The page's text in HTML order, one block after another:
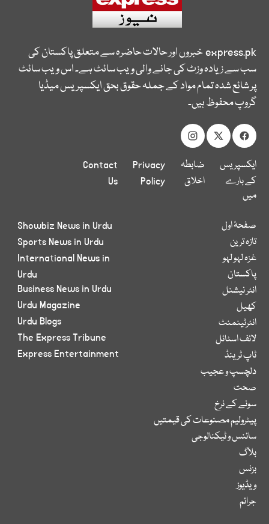
express.pkخبروں اور حالات حاضرہ سے متعلق پاکستان کی
سب سے زیادہ وزٹ کی جانے والی ویب سائٹ ہے۔ اس ویب سائٹ
پر شائع شدہ تمام مواد کے جملہ حقوق بحق ایکسپریس میڈیا
گروپ محفوظ ہیں۔
ایکسپریس
کے بارے
میں
ضابطہ
اخلاق
Privacy
Policy
Contact
Us
صفحۂ اول
تازہ ترین
غزہ لہو لہو
پاکستان
انٹر نیشنل
کھیل
انٹرٹینمنٹ
لائف اسٹائل
ٹاپ ٹرینڈ
دلچسپ و عجیب
صحت
سونے کے نرخ
پیٹرولیم مصنوعات کی قیمتیں
سائنس و ٹیکنالوجی
بلاگ
بزنس
ویڈیوز
جرائم
Showbiz News in Urdu
Sports News in Urdu
International News in
Urdu
Business News in Urdu
Urdu Magazine
Urdu Blogs
The Express Tribune
Express Entertainment